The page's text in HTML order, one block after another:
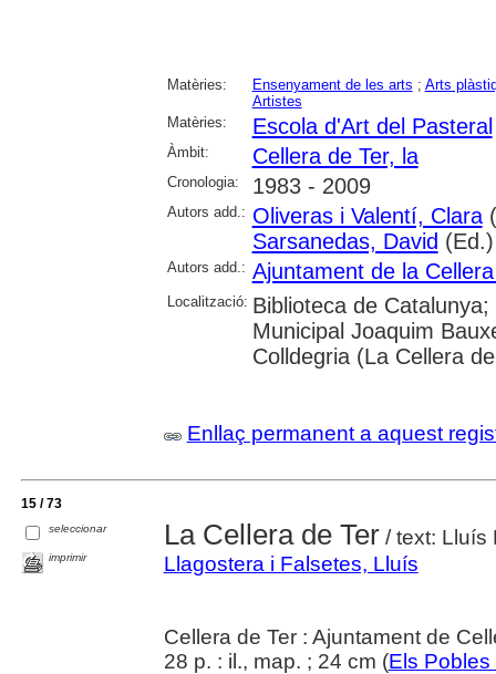
Matèries: Ensenyament de les arts ; Arts
Artistes
Matèries:
Escola d'Art del Pasteral
Àmbit: Cellera de Ter, la
Cronologia: 1983 - 2009
Autors add.: Oliveras i Valentí, Clara
Sarsanedas, David (Ed.)
Autors add.: Ajuntament de la
Localització: Biblioteca de
Municipal Joaquim
Colldegria (La Cellera
Enllaç permanent a aquest
15 / 73
seleccionar
imprimir
La Cellera de Ter/ text: Lluís
Llagostera i Falsetes, Lluís
Cellera de Ter : Ajuntament de
28 p. : il., map. ; 24 cm (Els Pobles